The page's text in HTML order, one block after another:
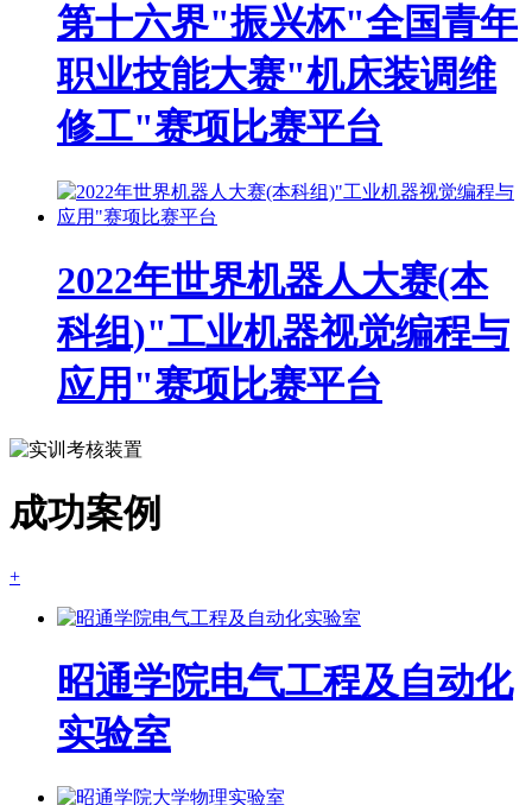
第十六界"振兴杯"全国青年
职业技能大赛"机床装调维
修工"赛项比赛平台
2022年世界机器人大赛(本
科组)"工业机器视觉编程与
应用"赛项比赛平台
成功案例
+
昭通学院电气工程及自动化
实验室